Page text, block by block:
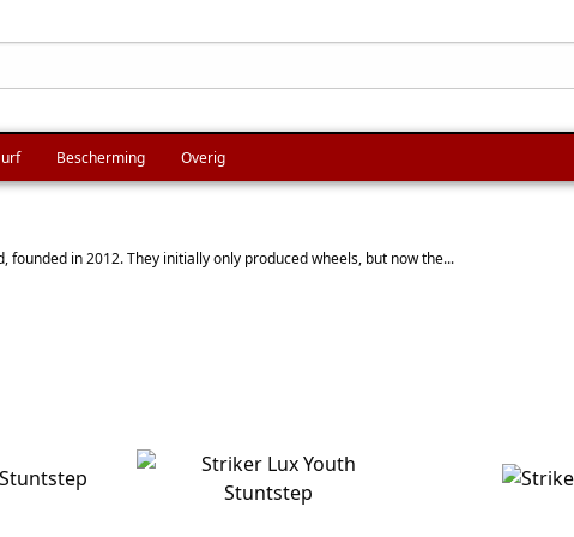
Bescherming Overig
founded in 2012. They initially only produced wheels, but now the...